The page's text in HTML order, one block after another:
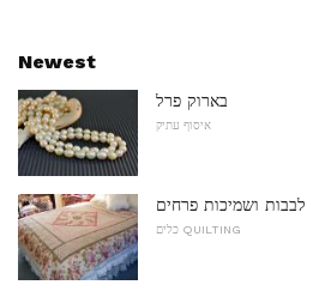
Newest
בארוק פרל
איסוף עתיק
לבבות ושמיכות פרחים
כלים QUILTING